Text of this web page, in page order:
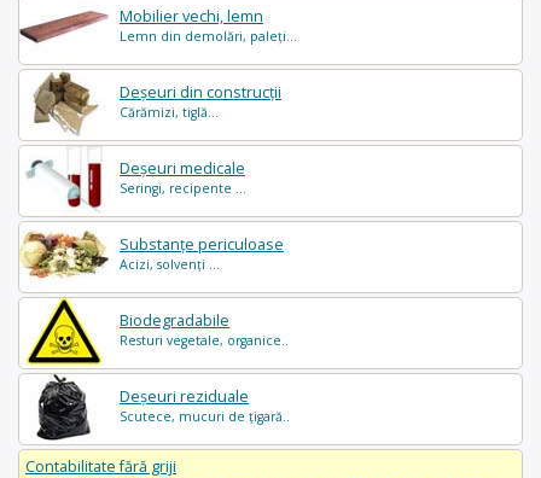
Mobilier vechi, lemn
Lemn din demolări, paleți...
Deșeuri din construcții
Cărămizi, tiglă...
Deșeuri medicale
Seringi, recipente ...
Substanțe periculoase
Acizi, solvenți ...
Biodegradabile
Resturi vegetale, organice..
Deșeuri reziduale
Scutece, mucuri de țigară..
Contabilitate fără griji